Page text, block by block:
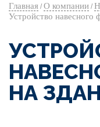
Главная / О компании /
Устройство навесного
НА